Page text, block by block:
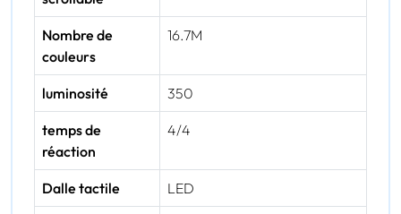
Nombre de
couleurs
16.7M
luminosité 350
temps de
réaction
4/4
Dalle tactile LED